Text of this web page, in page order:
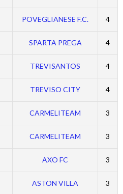
POVEGLIANESE F.C. 4
SPARTA PREGA 4
TREVISANTOS 4
TREVISO CITY 4
CARMELITEAM 3
CARMELITEAM 3
AXO FC 3
ASTON VILLA
3